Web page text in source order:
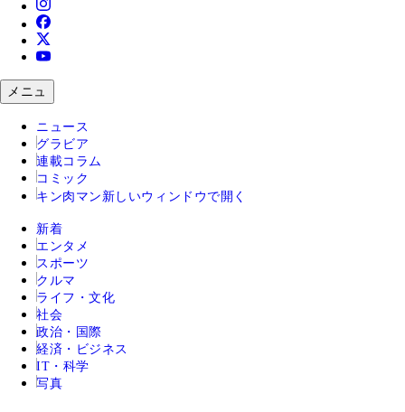
メニュ
ニュース
グラビア
連載コラム
コミック
キン肉マン 新しいウィンドウで開く
新着
エンタメ
スポーツ
クルマ
ライフ・文化
社会
政治・国際
経済・ビジネス
IT・科学
写真